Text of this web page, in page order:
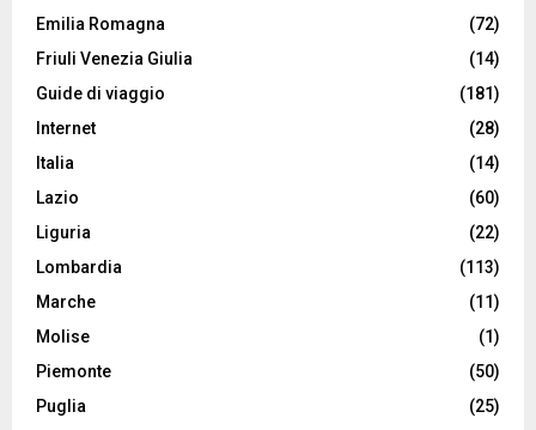
Emilia Romagna
(72)
Friuli Venezia Giulia
(14)
Guide di viaggio
(181)
Internet
(28)
Italia
(14)
Lazio
(60)
Liguria
(22)
Lombardia
(113)
Marche
(11)
Molise
(1)
Piemonte
(50)
Puglia
(25)